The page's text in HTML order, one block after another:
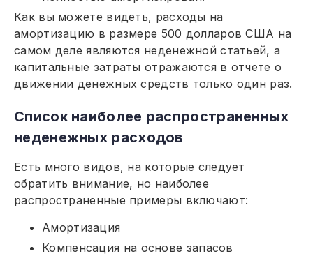
Как вы можете видеть, расходы на
амортизацию в размере 500 долларов США на
самом деле являются неденежной статьей, а
капитальные затраты отражаются в отчете о
движении денежных средств только один раз.
Список наиболее распространенных
неденежных расходов
Есть много видов, на которые следует
обратить внимание, но наиболее
распространенные примеры включают:
Амортизация
Компенсация на основе запасов